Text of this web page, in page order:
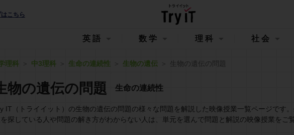
こちら
英語 数学 理科 社会
理科 中3理科 生命の連続性 生物の遺伝 生物の遺伝の問題
物の遺伝の問題 生命の連続性
IT（トライイット）の生物の遺伝の問題の様々な問題を解説した映像授業一覧ページです
を探している人や問題の解き方がわからない人は、単元を選んで問題と解説の映像授業をご